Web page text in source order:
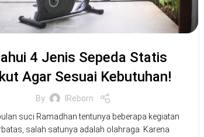
4 Jenis Sepeda Statis
Agar Sesuai Kebutuhan!
By
IReborn
suci Ramadhan tentunya beberapa kegiatan
salah satunya adalah olahraga. Karena